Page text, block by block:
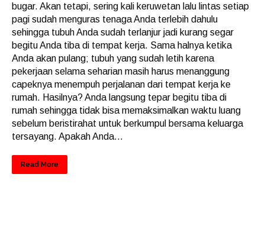
bugar. Akan tetapi, sering kali keruwetan lalu lintas setiap
pagi sudah menguras tenaga Anda terlebih dahulu
sehingga tubuh Anda sudah terlanjur jadi kurang segar
begitu Anda tiba di tempat kerja. Sama halnya ketika
Anda akan pulang; tubuh yang sudah letih karena
pekerjaan selama seharian masih harus menanggung
capeknya menempuh perjalanan dari tempat kerja ke
rumah. Hasilnya? Anda langsung tepar begitu tiba di
rumah sehingga tidak bisa memaksimalkan waktu luang
sebelum beristirahat untuk berkumpul bersama keluarga
tersayang. Apakah Anda...
Read More